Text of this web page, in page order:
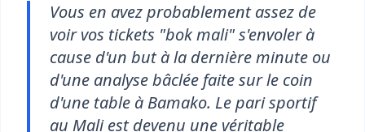
Vous en avez probablement assez de
voir vos tickets "bok mali" s'envoler à
cause d'un but à la dernière minute ou
d'une analyse bâclée faite sur le coin
d'une table à Bamako. Le pari sportif
au Mali est devenu une véritable